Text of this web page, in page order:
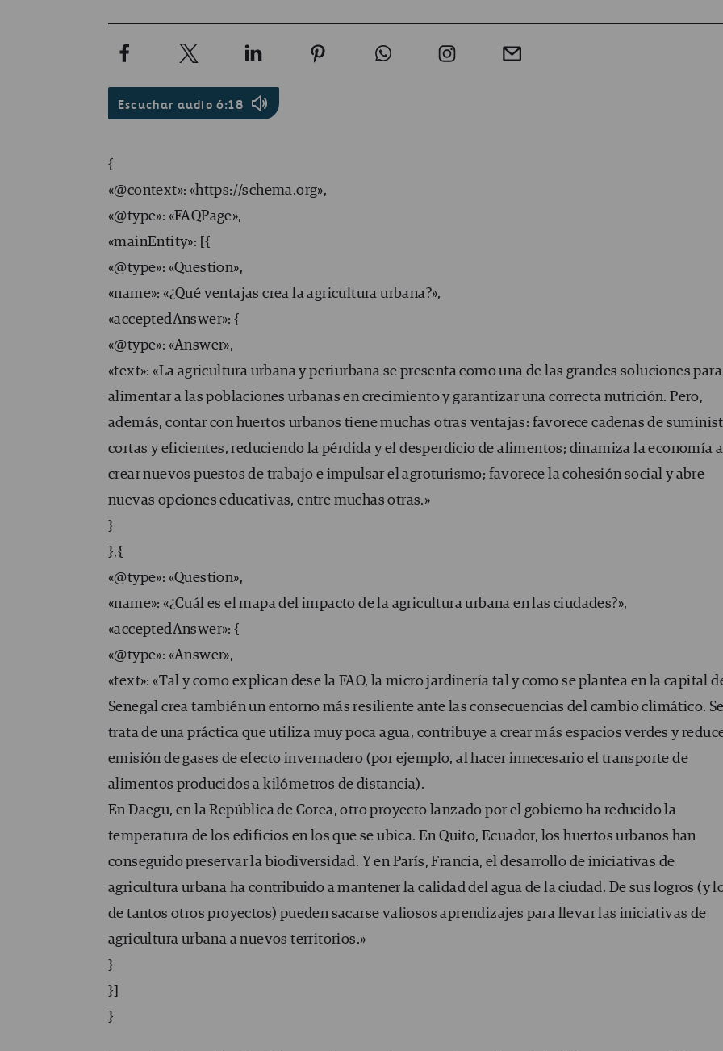
Escuchar audio 6:18
{
«@context»: «https://schema.org»,
«@type»: «FAQPage»,
«mainEntity»: [{
«@type»: «Question»,
«name»: «¿Qué ventajas crea la agricultura urbana?»,
«acceptedAnswer»: {
«@type»: «Answer»,
«text»: «La agricultura urbana y periurbana se presenta como una de las grandes soluciones para
alimentar a las poblaciones urbanas en crecimiento y garantizar una correcta nutrición. Pero,
además, contar con huertos urbanos tiene muchas otras ventajas: favorece cadenas de
cortas y eficientes, reduciendo la pérdida y el desperdicio de alimentos; dinamiza la economía
crear nuevos puestos de trabajo e impulsar el agroturismo; favorece la cohesión social y abre
nuevas opciones educativas, entre muchas otras.»
}
},{
«@type»: «Question»,
«name»: «¿Cuál es el mapa del impacto de la agricultura urbana en las ciudades?»,
«acceptedAnswer»: {
«@type»: «Answer»,
«text»: «Tal y como explican dese la FAO, la micro jardinería tal y como se plantea en la capital
Senegal crea también un entorno más resiliente ante las consecuencias del cambio climático. Se
trata de una práctica que utiliza muy poca agua, contribuye a crear más espacios verdes y
emisión de gases de efecto invernadero (por ejemplo, al hacer innecesario el transporte de
alimentos producidos a kilómetros de distancia).
En Daegu, en la República de Corea, otro proyecto lanzado por el gobierno ha reducido la
temperatura de los edificios en los que se ubica. En Quito, Ecuador, los huertos urbanos han
conseguido preservar la biodiversidad. Y en París, Francia, el desarrollo de iniciativas de
agricultura urbana ha contribuido a mantener la calidad del agua de la ciudad. De sus logros (y
de tantos otros proyectos) pueden sacarse valiosos aprendizajes para llevar las iniciativas de
agricultura urbana a nuevos territorios.»
}
}]
}